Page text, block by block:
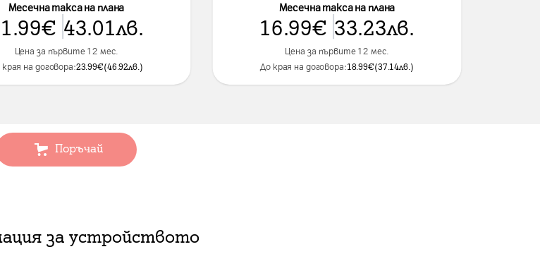
Месечна такса на плана
€ 43.01лв.
Цена за първите 12 мес.
на договора:23.99€(46.92лв.)
Месечна такса на плана
16.99€ 33.23лв.
Цена за първите 12 мес.
До края на договора:18.99€(37.14лв.)
Поръчай
за устройството